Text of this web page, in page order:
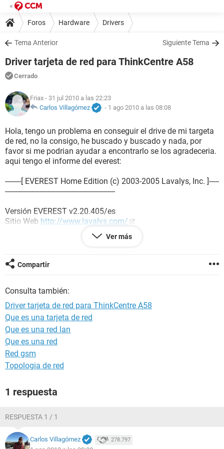
Foros Hardware Drivers
Tema Anterior Siguiente Tema
Driver tarjeta de red para ThinkCentre A58
Cerrado
Friax - 31 jul 2010 a las 22:23
Carlos Villagómez
- 1 ago 2010 a las 08:08
Hola, tengo un problema en conseguir el drive de mi targeta
de red, no la consigo, he buscado y buscado y nada, por
favor si me podrian ayudar a encontrarlo se los agradeceria.
aqui tengo el informe del everest:
--------[ EVEREST Home Edition (c) 2003-2005 Lavalys, Inc. ]-----
-------------------------------------------------------
Versión EVEREST v2.20.405/es
Sitio Web http://www.lavalys.com/
Tipo de informe Informe rápido
Sistema operativo Microsoft Windows XP Professional
5.1.2600 (WinXP Retail)
Hora 15:46
--------[ Resumen ]------------------------------------------------------------------------------
-----------------------
Ordenador:
Sistema operativo Microsoft Windows XP Professional
Service Pack del Sistema Operativo Service Pack 2
Nombre del sistema JUAN (JUAN)
Placa base:
Tipo de procesador Intel Pentium III Xeon, 2500 MHz (9.5 x
263)
Ver más
Compartir
Consulta también:
Driver tarjeta de red para ThinkCentre A58
Que es una tarjeta de red
Que es una red lan
Que es una red
Red gsm
Topologia de red
1 respuesta
RESPUESTA 1 / 1
Carlos Villagómez 278.797